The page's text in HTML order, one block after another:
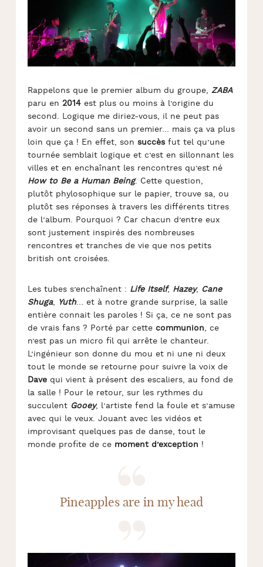
Rappelons que le premier album du groupe, ZABA
paru en 2014est plus ou moins à l’origine du
second. Logique me diriez-vous, il ne peut pas
avoir un second sans un premier… mais ça va plus
loin que ça ! En effet, son succèsfut tel qu’une
tournée semblait logique et c’est en sillonnant les
villes et en enchaînant les rencontres qu’est né
How to Be a Human Being. Cette question,
plutôt phylosophique sur le papier, trouve sa, ou
plutôt ses réponses à travers les différents titres
de l’album. Pourquoi ? Car chacun d’entre eux
sont justement inspirés des nombreuses
rencontres et tranches de vie que nos petits
british ont croisées.
Les tubes s’enchaînent : Life Itself, Hazey, Cane
Shuga, Yuth… et à notre grande surprise, la salle
entière connait les paroles ! Si ça, ce ne sont pas
de vrais fans ? Porté par cette communion, ce
n’est pas un micro fil qui arrête le chanteur.
L’ingénieur son donne du mou et ni une ni deux
tout le monde se retourne pour suivre la voix de
Davequi vient à présent des escaliers, au fond de
la salle ! Pour le retour, sur les rythmes du
succulent Gooey, l’artiste fend la foule et s’amuse
avec qui le veux. Jouant avec les vidéos et
improvisant quelques pas de danse, tout le
monde profite de ce moment d’exception !
Pineapples are in my head